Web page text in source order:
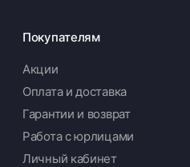
Покупателям
Акции
Оплата и доставка
Гарантии и возврат
Работа с юрлицами
Личный кабинет